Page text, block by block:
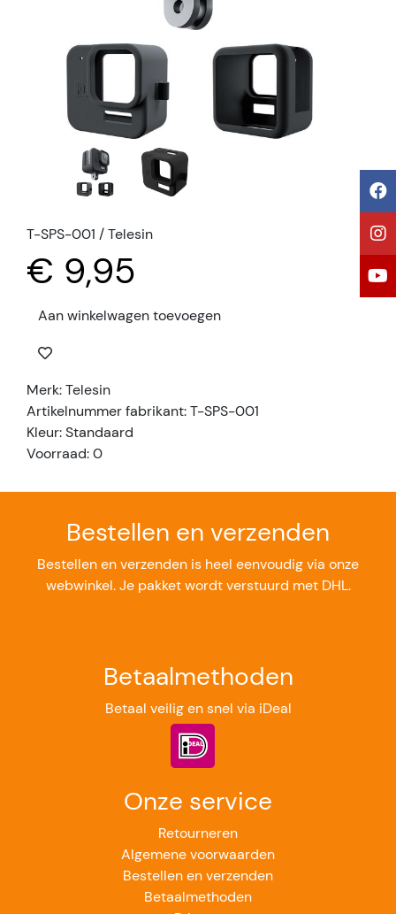
T-SPS-001 / Telesin
€ 9,95
Aan winkelwagen toevoegen
Merk: Telesin
Artikelnummer fabrikant: T-SPS-001
Kleur: Standaard
Voorraad: 0
Bestellen en verzenden
Bestellen en verzenden is heel eenvoudig via onze
webwinkel. Je pakket wordt verstuurd met DHL.
Betaalmethoden
Betaal veilig en snel via iDeal
Onze service
Retourneren
Algemene voorwaarden
Bestellen en verzenden
Betaalmethoden